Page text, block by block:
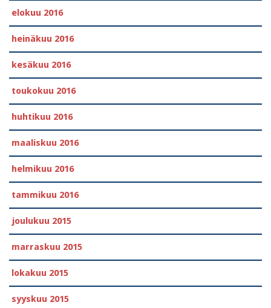
elokuu 2016
heinäkuu 2016
kesäkuu 2016
toukokuu 2016
huhtikuu 2016
maaliskuu 2016
helmikuu 2016
tammikuu 2016
joulukuu 2015
marraskuu 2015
lokakuu 2015
syyskuu 2015